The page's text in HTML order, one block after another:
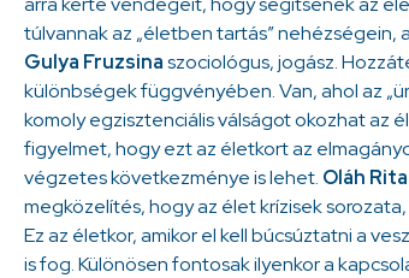
túlvannak az „életben tartás” nehézségein,
Gulya Fruzsinaszociológus, jogász.
különbségek függvényében. Van, ahol az
komoly egzisztenciális válságot okozhat az
figyelmet, hogy ezt az életkort az
végzetes következménye is lehet. Oláh Rita
megközelítés, hogy az élet krízisek
Ez az életkor, amikor el kell búcsúztatni a
is fog. Különösen fontosak ilyenkor a